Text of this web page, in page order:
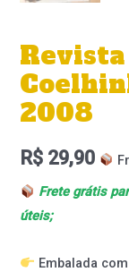
Revista
2008
R$ 29,90
Frete grátis
úteis;
Embalada